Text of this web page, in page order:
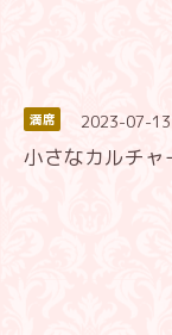
満席 2023-07-
小さなカルチャ